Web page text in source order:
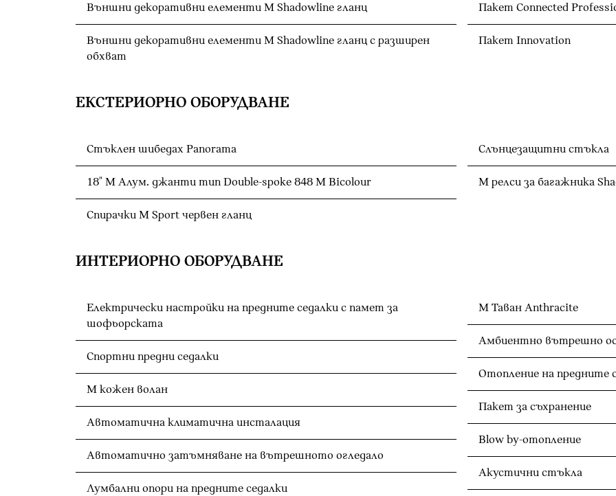
Външни декоративни елементи M Shadowline гланц
Външни декоративни елементи M Shadowline гланц с разширен
обхват
Пакет Connected
Пакет Innovation
ЕКСТЕРИОРНО ОБОРУДВАНЕ
Стъклен шибедах Panorama
18" M Алум. джанти тип Double-spoke 848 M Bicolour
Спирачки M Sport червен гланц
Слънцезащитни стъкла
M релси за багажника
ИНТЕРИОРНО ОБОРУДВАНЕ
Електрически настройки на предните седалки с памет за
шофьорската
Спортни предни седалки
M кожен волан
Автоматична климатична инсталация
Автоматично затъмняване на вътрешното огледало
Лумбални опори на предните седалки
M Таван Anthracite
Амбиентно вътрешно
Отопление на предните
Пакет за съхранение
Blow by-отопление
Акустични стъкла